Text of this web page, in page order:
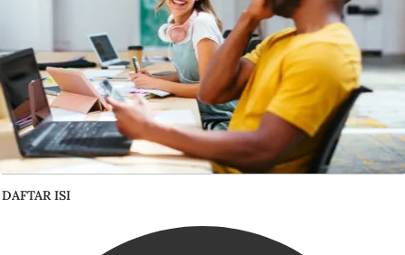
DAFTAR ISI